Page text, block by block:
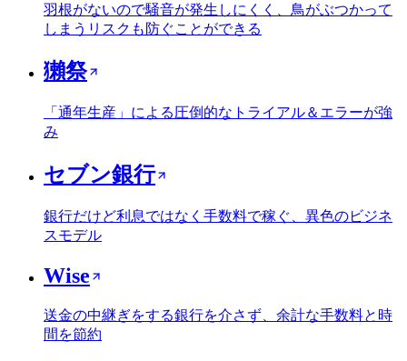
羽根がないので騒音が発生しにくく、鳥がぶつかって
しまうリスクも防ぐことができる
獺祭
「通年生産」による圧倒的なトライアル＆エラーが強
み
セブン銀行
銀行だけど利息ではなく手数料で稼ぐ、異色のビジネ
スモデル
Wise
送金の中継ぎをする銀行を介さず、余計な手数料と時
間を節約